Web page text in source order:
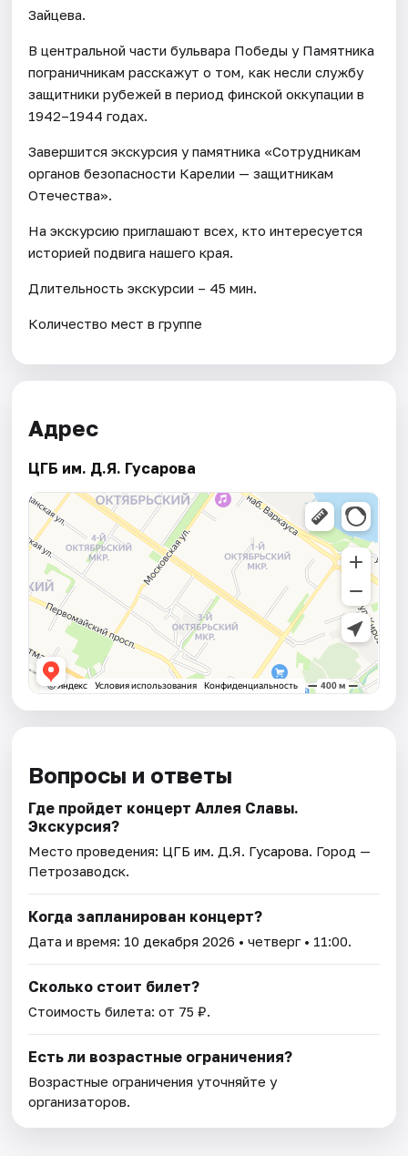
Зайцева.
В центральной части бульвара Победы у Памятника
пограничникам расскажут о том, как несли службу
защитники рубежей в период финской оккупации в
1942–1944 годах.
Завершится экскурсия у памятника «Сотрудникам
органов безопасности Карелии — защитникам
Отечества».
На экскурсию приглашают всех, кто интересуется
историей подвига нашего края.
Длительность экскурсии – 45 мин.
Количество мест в группе
Адрес
ЦГБ им. Д.Я. Гусарова
Вопросы и ответы
Где пройдет концерт Аллея Славы.
Экскурсия?
Место проведения: ЦГБ им. Д.Я. Гусарова. Город —
Петрозаводск.
Когда запланирован концерт?
Дата и время: 10 декабря 2026 • четверг • 11:00.
Сколько стоит билет?
Стоимость билета: от 75 ₽.
Есть ли возрастные ограничения?
Возрастные ограничения уточняйте у
организаторов.